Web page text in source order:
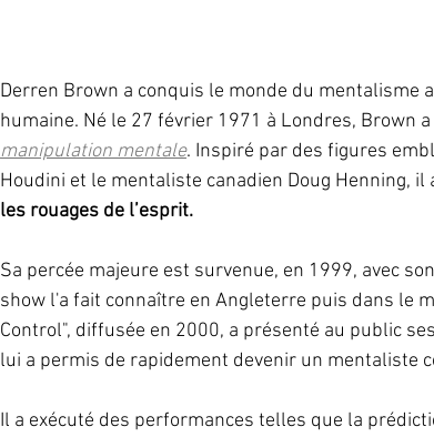
Derren Brown a conquis le monde du mentalisme
humaine. Né le 27 février 1971 à Londres, Brown
manipulation mentale. Inspiré par des figures
Houdini et le mentaliste canadien Doug Henning, il
les rouages de l’esprit.
Sa percée majeure est survenue, en 1999, avec
show l'a fait connaître en Angleterre puis dans le
Control", diffusée en 2000, a présenté au public
lui a permis de rapidement devenir un mentaliste
Il a exécuté des performances telles que la